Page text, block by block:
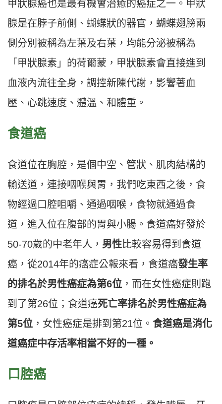
甲狀腺癌也是最有機會治癒的癌症之一。甲狀
腺是在脖子前側、蝴蝶狀的器官，蝴蝶翅膀兩
側分別被稱為左葉及右葉，均能分泌被稱為
「甲狀腺素」的荷爾蒙，甲狀腺素會直接進到
血液內流往全身，調控新陳代謝，影響著血
壓、心跳速度、體溫、和體重。
食道癌
食道位在胸腔，是個中空、管狀、肌肉結構的
輸送道，連接咽喉與胃，我們吃東西之後，食
物經過口腔咀嚼、通過咽喉，食物就通過食
道，進入位在腹部的胃與小腸。食道癌好發於
50-70歲的中老年人， 男性比較容易得到食道
癌，從2014年的癌症公報來看，食道癌發生率
的排名於男性癌症為第6位 ，而在女性癌症則跑
到了第26位；食道癌死亡率排名於男性癌症為
第5位 ，女性癌症是排到第21位。 食道癌是消化
道癌症中存活率相當不好的一種。
口腔癌